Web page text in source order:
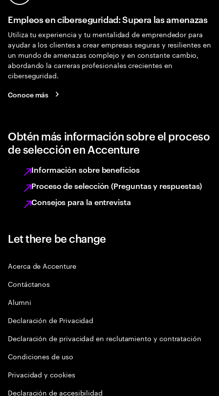
Empleos en ciberseguridad: Supera las amenazas
Utiliza tu experiencia y tu mentalidad de emprendedor para
ayudar a los clientes a crear empresas seguras y resilientes en
un mundo de amenazas complejo y en constante cambio,
abordando la carreras profesionales crecientes en
ciberseguridad.
Conoce más
Obtén más información sobre el proceso
de selección en Accenture
Información sobre beneficios
Proceso de selección (Preguntas y respuestas)
Consejos para la entrevista
Let there be change
Acerca de Accenture
Contáctanos
Alumni
Declaración de Privacidad
Declaración de privacidad en reclutamiento y contratación
Condiciones de uso
Privacidad y cookies
Declaración de accesibilidad